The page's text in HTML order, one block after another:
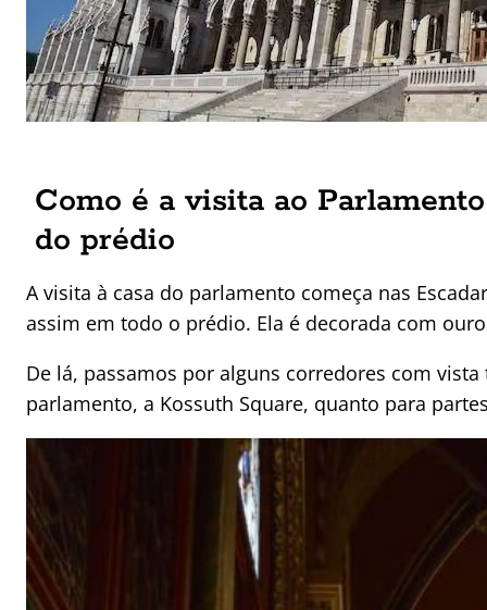
Como é a visita ao
do prédio
A visita à casa do parlamento começa nas
assim em todo o prédio. Ela é decorada com
De lá, passamos por alguns corredores com
parlamento, a Kossuth Square, quanto para